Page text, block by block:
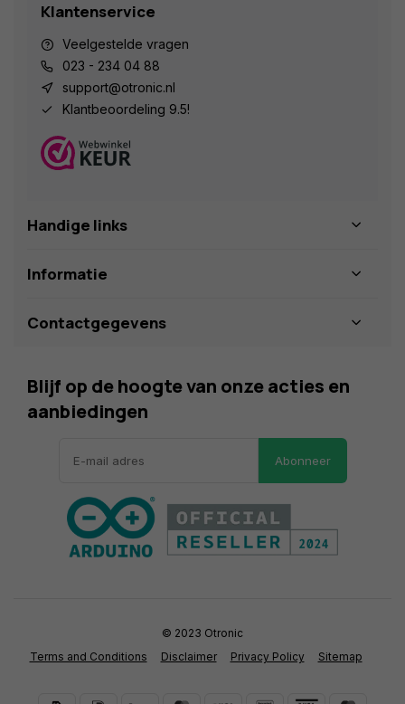
Klantenservice
Veelgestelde vragen
023 - 234 04 88
support@otronic.nl
Klantbeoordeling 9.5!
Handige links
Informatie
Contactgegevens
Blijf op de hoogte van onze acties en
aanbiedingen
Abonneer
Terms and Conditions Disclaimer Privacy Policy Sitemap
© 2023 Otronic